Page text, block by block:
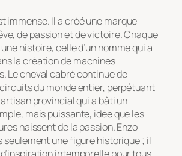
immense. Il a créé une marque
de passion et de victoire. Chaque
histoire, celle d’un homme qui a
la création de machines
Le cheval cabré continue de
du monde entier, perpétuant
artisan provincial qui a bâti un
mais puissante, idée que les
naissent de la passion. Enzo
seulement une figure historique ; il